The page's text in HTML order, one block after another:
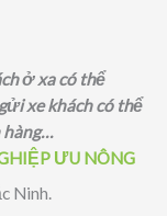
ở xa có thể
xe khách có thể
hàng…
ƯU NÔNG
Ninh.